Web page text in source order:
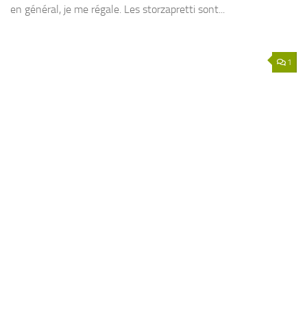
en général, je me régale. Les storzapretti sont...
1